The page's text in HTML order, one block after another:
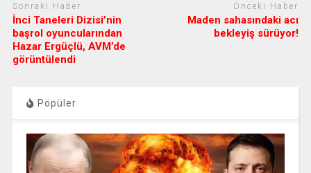
Sonraki Haber
İnci Taneleri Dizisi’nin
başrol oyuncularından
Hazar Ergüçlü, AVM’de
görüntülendi
Önceki Haber
Maden sahasındaki acı
bekleyiş sürüyor!
Pöpüler